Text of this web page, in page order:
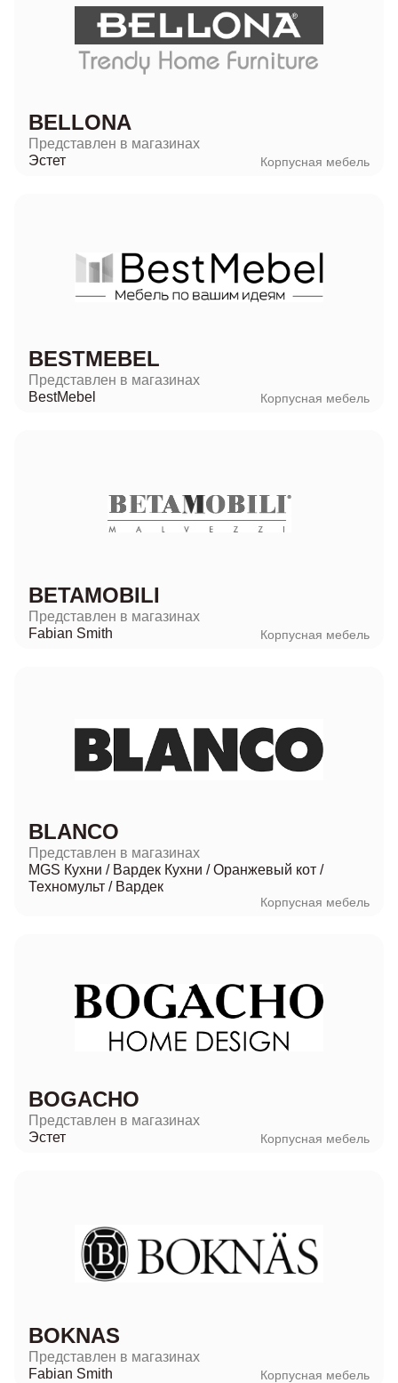
BELLONA
Представлен в магазинах
Эстет
Корпусная мебель
BESTMEBEL
Представлен в магазинах
BestMebel
Корпусная мебель
BETAMOBILI
Представлен в магазинах
Fabian Smith
Корпусная мебель
BLANCO
Представлен в магазинах
MGS Кухни / Вардек Кухни /Оранжевый кот /
Техномульт / Вардек
Корпусная мебель
BOGACHO
Представлен в магазинах
Эстет
Корпусная мебель
BOKNAS
Представлен в магазинах
Fabian Smith
Корпусная мебель